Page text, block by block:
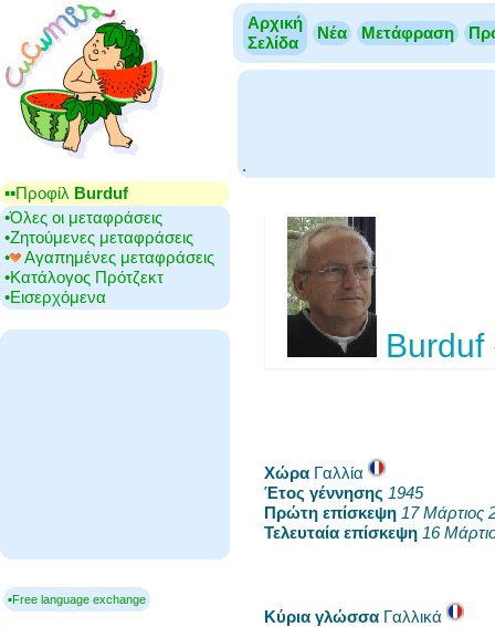
Αρχική
Σελίδα
Νέα Μετάφραση
.
▪▪‎Προφίλ Burduf
•‎Όλες οι μεταφράσεις
•‎Ζητούμενες μεταφράσεις
•‎
Αγαπημένες μεταφράσεις
•‎Κατάλογος Πρότζεκτ
•‎Εισερχόμενα
▪Free language exchange
Burduf
Χώρα ‎Γαλλία
Έτος γέννησης 1945
Πρώτη επίσκεψη 17 Μάρτιος
Τελευταία επίσκεψη 16
Κύρια γλώσσα ‎Γαλλικά